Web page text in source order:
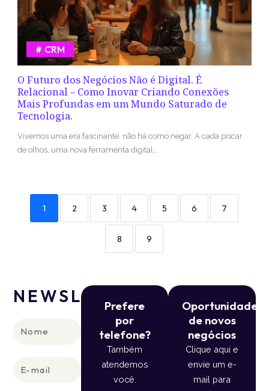
O Futuro dos Negócios Não é Digital. É
Relacional – Como Inovar Criando Conexões
Mais Profundas em um Mundo Saturado de
Tecnologia.
CRM
Vivemos uma era fascinante, não há como negar. A cada piscar
de olhos, uma nova ferramenta digital...
1 2 3 4 5 6 7
8 9
NEWSLETTER
Prefere
por
telefone?
Também
atendemos
você.
Oportunidade
de novos
negócios
Clique aqui e
envie um e-
mail para